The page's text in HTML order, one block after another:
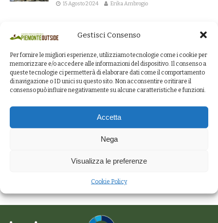
Gestisci Consenso
Per fornire le migliori esperienze, utilizziamo tecnologie come i cookie per
memorizzare e/o accedere alle informazioni del dispositivo. Il consenso a
queste tecnologie ci permetterà di elaborare dati come il comportamento
di navigazione o ID unici su questo sito. Non acconsentire o ritirare il
consenso può influire negativamente su alcune caratteristiche e funzioni.
Accetta
Nega
Visualizza le preferenze
Cookie Policy
15 Agosto 2024 Erika Ambrogio